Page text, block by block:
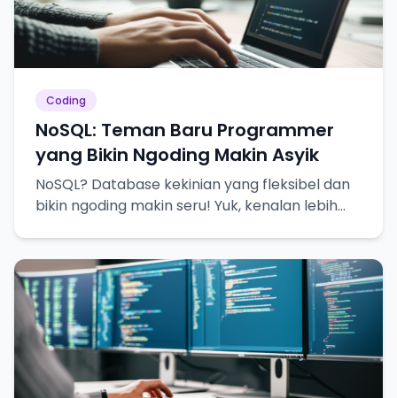
Coding
NoSQL: Teman Baru Programmer
yang Bikin Ngoding Makin Asyik
NoSQL? Database kekinian yang fleksibel dan
bikin ngoding makin seru! Yuk, kenalan lebih